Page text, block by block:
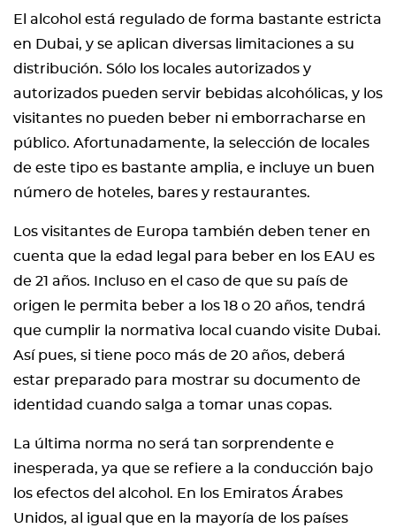
El alcohol está regulado de forma bastante estricta
en Dubai, y se aplican diversas limitaciones a su
distribución. Sólo los locales autorizados y
autorizados pueden servir bebidas alcohólicas, y los
visitantes no pueden beber ni emborracharse en
público. Afortunadamente, la selección de locales
de este tipo es bastante amplia, e incluye un buen
número de hoteles, bares y restaurantes.
Los visitantes de Europa también deben tener en
cuenta que la edad legal para beber en los EAU es
de 21 años. Incluso en el caso de que su país de
origen le permita beber a los 18 o 20 años, tendrá
que cumplir la normativa local cuando visite Dubai.
Así pues, si tiene poco más de 20 años, deberá
estar preparado para mostrar su documento de
identidad cuando salga a tomar unas copas.
La última norma no será tan sorprendente e
inesperada, ya que se refiere a la conducción bajo
los efectos del alcohol. En los Emiratos Árabes
Unidos, al igual que en la mayoría de los países